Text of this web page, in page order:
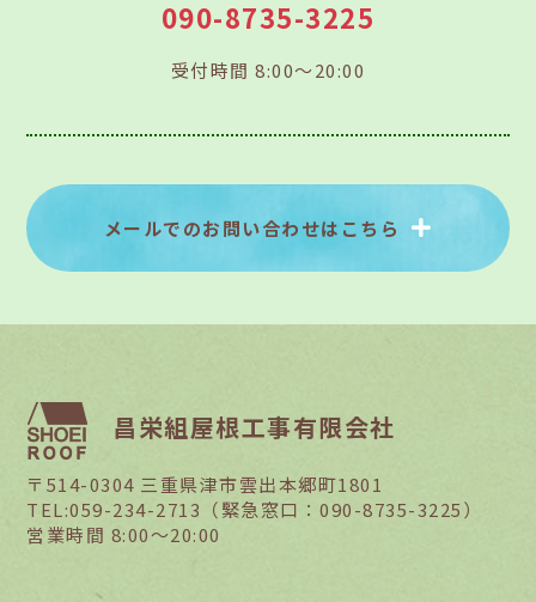
090-8735-3225
受付時間 8:00～20:00
メールでのお問い合わせはこちら
昌栄組屋根工事有限会社
〒514-0304 三重県津市雲出本郷町1801
TEL:059-234-2713（緊急窓口：090-8735-3225）
営業時間 8:00～20:00